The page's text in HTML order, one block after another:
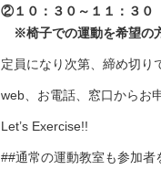
②１０：３０～１１：３
※椅子での運動を希望の
定員になり次第、締め切り
web、お電話、窓口からお
Let’s Exercise!!
##通常の運動教室も参加